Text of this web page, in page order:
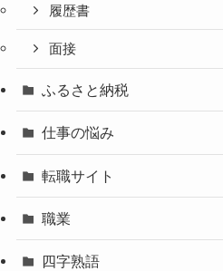
履歴書
面接
ふるさと納税
仕事の悩み
転職サイト
職業
四字熟語